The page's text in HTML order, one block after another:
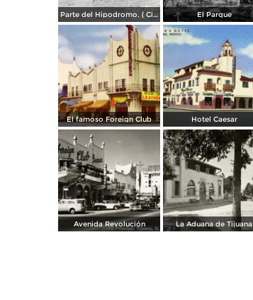
Parte del Hipodromo. ( Circulada el 12 de Julio de 1922 ). El Parque
El famoso Foreign Club Hotel Caesar
Avenida Revolución La Aduana de Tijuana